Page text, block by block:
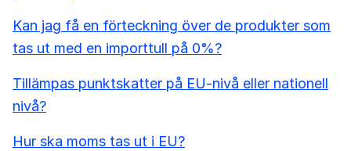
Kan jag få en förteckning över de produkter som
tas ut med en importtull på 0%?
Tillämpas punktskatter på EU-nivå eller nationell
nivå?
Hur ska moms tas ut i EU?